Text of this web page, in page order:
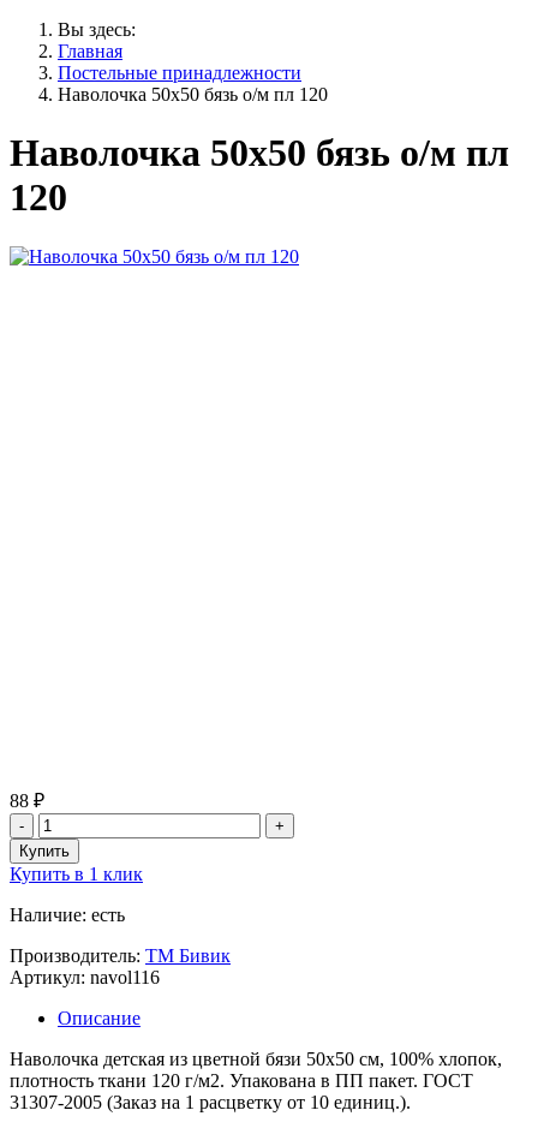
Вы здесь:
Главная
Постельные принадлежности
Наволочка 50х50 бязь о/м пл 120
Наволочка 50х50 бязь о/м пл
120
88 ₽
Купить в 1 клик
Наличие: есть
Производитель: ТМ Бивик
Артикул: navol116
Описание
Наволочка детская из цветной бязи 50х50 см, 100% хлопок,
плотность ткани 120 г/м2. Упакована в ПП пакет. ГОСТ
31307-2005 (Заказ на 1 расцветку от 10 единиц.).